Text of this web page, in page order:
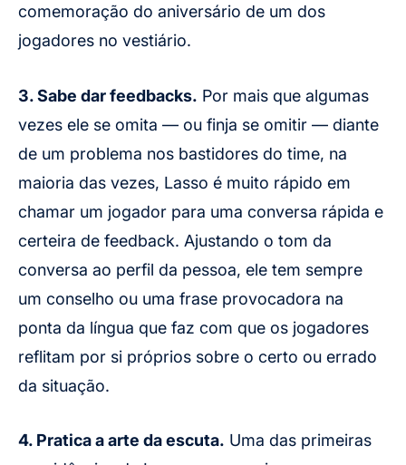
comemoração do aniversário de um dos
jogadores no vestiário.
3. Sabe dar feedbacks. Por mais que algumas
vezes ele se omita — ou finja se omitir — diante
de um problema nos bastidores do time, na
maioria das vezes, Lasso é muito rápido em
chamar um jogador para uma conversa rápida e
certeira de feedback. Ajustando o tom da
conversa ao perfil da pessoa, ele tem sempre
um conselho ou uma frase provocadora na
ponta da língua que faz com que os jogadores
reflitam por si próprios sobre o certo ou errado
da situação.
4. Pratica a arte da escuta. Uma das primeiras